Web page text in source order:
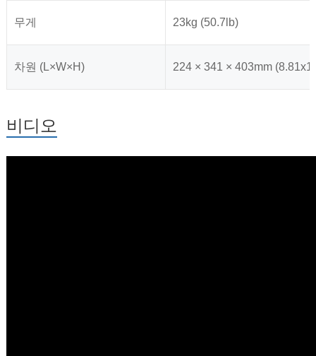
무게 23kg (50.7lb)
차원 (L×W×H) 224 × 341 × 403mm
비디오